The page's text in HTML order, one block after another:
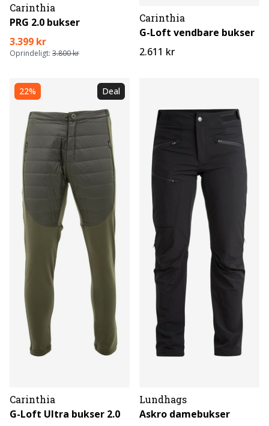
Carinthia
PRG 2.0 bukser
3.399 kr
Oprindeligt: 3.800 kr
Carinthia
G-Loft vendbare bukser
2.611 kr
22% Deal
Carinthia
G-Loft Ultra bukser 2.0
Lundhags
Askro damebukser